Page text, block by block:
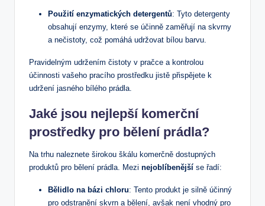
Použití enzymatických detergentů: Tyto detergenty
obsahují enzymy, které se účinně zaměřují na skvrny
a nečistoty, což pomáhá udržovat bílou barvu.
Pravidelným udržením čistoty v pračce a kontrolou
účinnosti vašeho pracího prostředku jistě přispějete k
udržení jasného bílého prádla.
Jaké jsou nejlepší komerční
prostředky pro bělení prádla?
Na trhu naleznete širokou škálu komerčně dostupných
produktů pro bělení prádla. Mezi nejoblíbenější se řadí:
Bělidlo na bázi chloru: Tento produkt je silně účinný
pro odstranění skvrn a bělení, avšak není vhodný pro